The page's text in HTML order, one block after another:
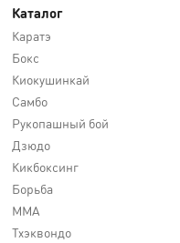
Каталог
Каратэ
Бокс
Киокушинкай
Самбо
Рукопашный бой
Дзюдо
Кикбоксинг
Борьба
MMA
Тхэквондо